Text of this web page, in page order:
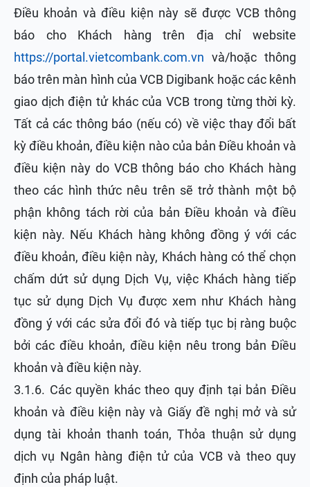
Điều khoản và điều kiện này sẽ được VCB thông
báo cho Khách hàng trên địa chỉ website
https://portal.vietcombank.com.vn và/hoặc thông
báo trên màn hình của VCB Digibank hoặc các kênh
giao dịch điện tử khác của VCB trong từng thời kỳ.
Tất cả các thông báo (nếu có) về việc thay đổi bất
kỳ điều khoản, điều kiện nào của bản Điều khoản và
điều kiện này do VCB thông báo cho Khách hàng
theo các hình thức nêu trên sẽ trở thành một bộ
phận không tách rời của bản Điều khoản và điều
kiện này. Nếu Khách hàng không đồng ý với các
điều khoản, điều kiện này, Khách hàng có thể chọn
chấm dứt sử dụng Dịch Vụ, việc Khách hàng tiếp
tục sử dụng Dịch Vụ được xem như Khách hàng
đồng ý với các sửa đổi đó và tiếp tục bị ràng buộc
bởi các điều khoản, điều kiện nêu trong bản Điều
khoản và điều kiện này.
3.1.6. Các quyền khác theo quy định tại bản Điều
khoản và điều kiện này và Giấy đề nghị mở và sử
dụng tài khoản thanh toán, Thỏa thuận sử dụng
dịch vụ Ngân hàng điện tử của VCB và theo quy
định của pháp luật.